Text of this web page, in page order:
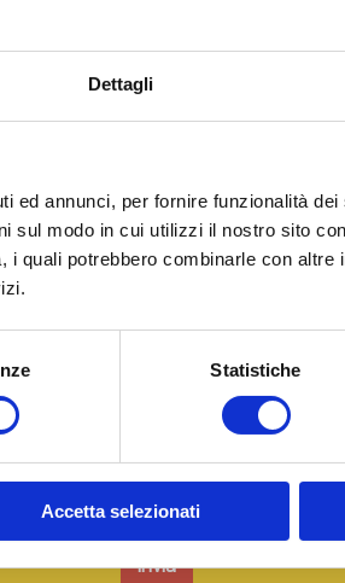
Dettagli
ed annunci, per fornire funzionalità
sul modo in cui utilizzi il nostro sito
quali potrebbero combinarle con altre
Statistiche
Accetta selezionati
Acconsento al
come descritto nella